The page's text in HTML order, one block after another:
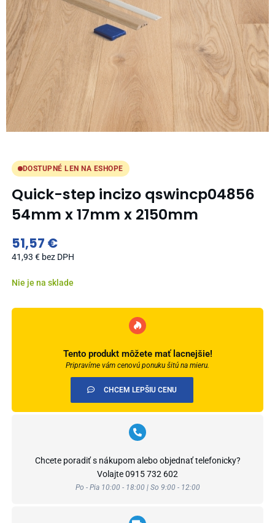
DOSTUPNÉ LEN NA ESHOPE
Quick-step incizo qswincp04856
54mm x 17mm x 2150mm
51,57 €
41,93 € bez DPH
Nie je na sklade
Tento produkt môžete mať lacnejšie!
Pripravíme vám cenovú ponuku šitú na mieru.
CHCEM LEPŠIU CENU
Chcete poradiť s nákupom alebo objednať telefonicky?
Volajte0915 732 602
Po - Pia 10:00 - 18:00 | So 9:00 - 12:00